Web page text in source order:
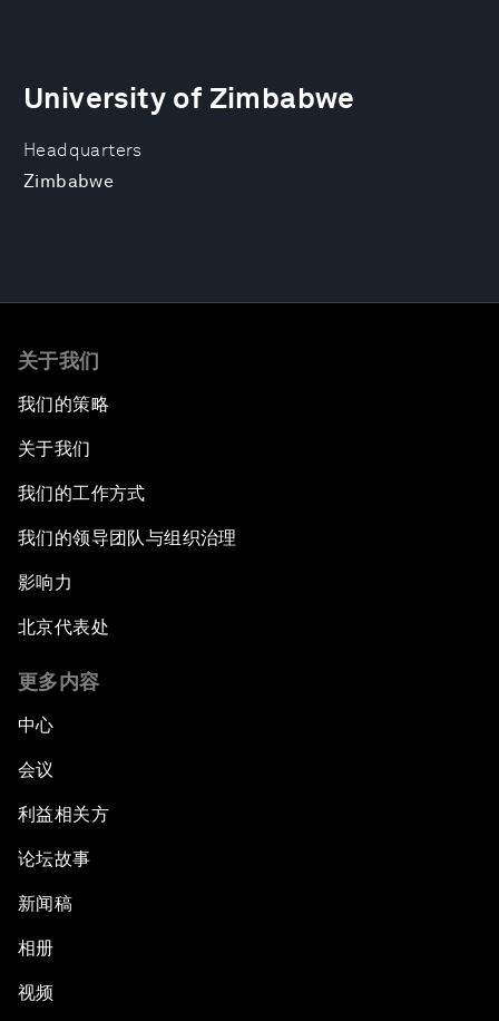
Headquarters
Zimbabwe
University of Zimbabwe
关于我们
我们的策略
关于我们
我们的工作方式
我们的领导团队与组织治理
影响力
北京代表处
更多内容
中心
会议
利益相关方
论坛故事
新闻稿
相册
视频